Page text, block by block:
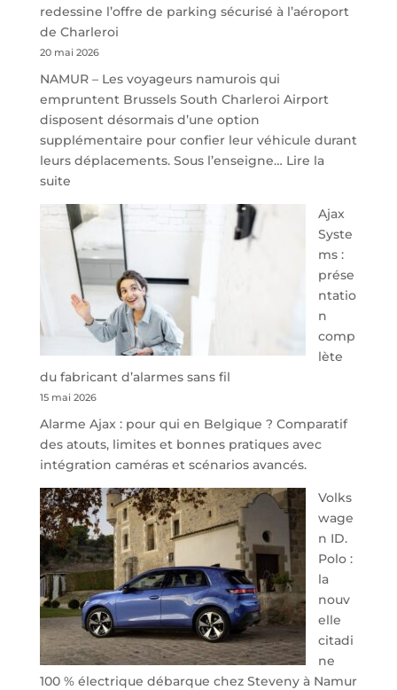
redessine l’offre de parking sécurisé à l’aéroport
de Charleroi
20 mai 2026
NAMUR – Les voyageurs namurois qui
empruntent Brussels South Charleroi Airport
disposent désormais d’une option
supplémentaire pour confier leur véhicule durant
leurs déplacements. Sous l’enseigne… Lire la
suite:
40
minutes
de
Namur,
Steveny
Park
redessine
de
parking
sécurisé
à
l’aéroport
de
Charleroi
Ajax
Syste
ms :
prése
ntatio
n
comp
lète
du fabricant d’alarmes sans fil
15 mai 2026
Alarme Ajax : pour qui en Belgique ? Comparatif
des atouts, limites et bonnes pratiques avec
intégration caméras et scénarios avancés.
Volks
wage
n ID.
Polo :
la
nouv
elle
citadi
ne
100 % électrique débarque chez Steveny à Namur